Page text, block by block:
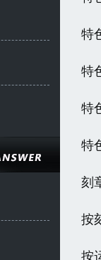
特
特
特
特
刻
按
按